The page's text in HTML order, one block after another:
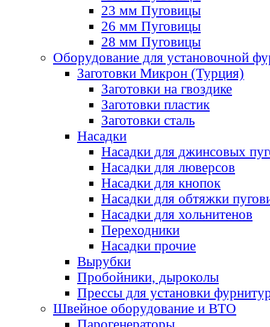
23 мм Пуговицы
26 мм Пуговицы
28 мм Пуговицы
Оборудование для установочной
Заготовки Микрон (Турция)
Заготовки на гвоздике
Заготовки пластик
Заготовки сталь
Насадки
Насадки для джинсовых
Насадки для люверсов
Насадки для кнопок
Насадки для обтяжки
Насадки для хольнитенов
Переходники
Насадки прочие
Вырубки
Пробойники, дыроколы
Прессы для установки
Швейное оборудование и ВТО